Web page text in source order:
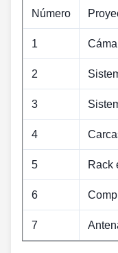
Número
1
2
3
4
5 Rack
6
7